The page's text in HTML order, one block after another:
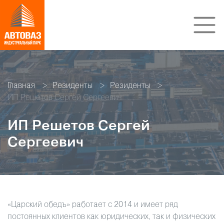
Главная Резиденты
Резиденты
ИП Решетов Сергей Сергеевич
ИП Решетов Сергей
Сергеевич
«Царский обедъ» работает с 2014 и имеет ряд
постоянных клиентов как юридических, так и физических